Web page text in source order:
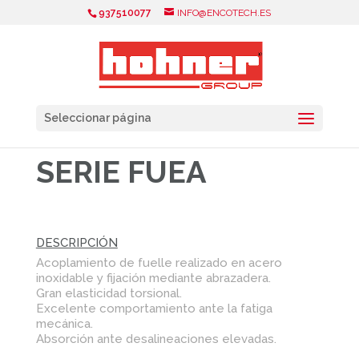
937510077 INFO@ENCOTECH.ES
Seleccionar página
SERIE FUEA
DESCRIPCIÓN
Acoplamiento de fuelle realizado en acero
inoxidable y fijación mediante abrazadera.
Gran elasticidad torsional.
Excelente comportamiento ante la fatiga
mecánica.
Absorción ante desalineaciones elevadas.